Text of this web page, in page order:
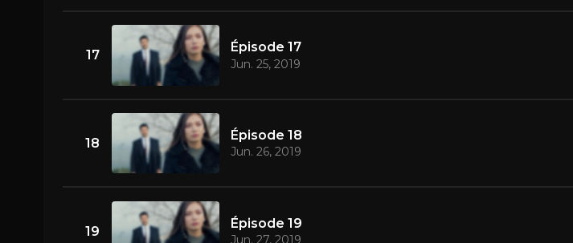
17
Épisode 17
Jun. 25, 2019
18
Épisode 18
Jun. 26, 2019
19
Épisode 19
Jun. 27, 2019